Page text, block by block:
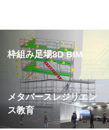
枠組み足場8D BIM
メタバースレジリエン
ス教育